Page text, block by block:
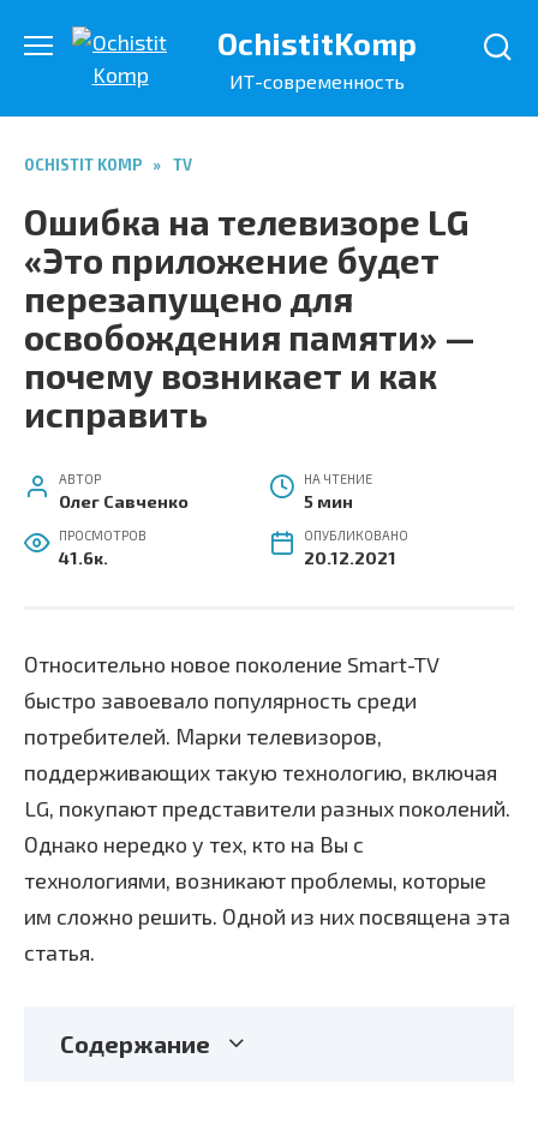
содержанию
OchistitKomp
ИТ-современность
OCHISTIT KOMP » TV
Ошибка на телевизоре LG
«Это приложение будет
перезапущено для
освобождения памяти» —
почему возникает и как
исправить
АВТОР
Олег Савченко
НА ЧТЕНИЕ
5 мин
ПРОСМОТРОВ
41.6к.
ОПУБЛИКОВАНО
20.12.2021
Относительно новое поколение Smart-TV
быстро завоевало популярность среди
потребителей. Марки телевизоров,
поддерживающих такую технологию, включая
LG, покупают представители разных поколений.
Однако нередко у тех, кто на Вы с
технологиями, возникают проблемы, которые
им сложно решить. Одной из них посвящена эта
статья.
Содержание